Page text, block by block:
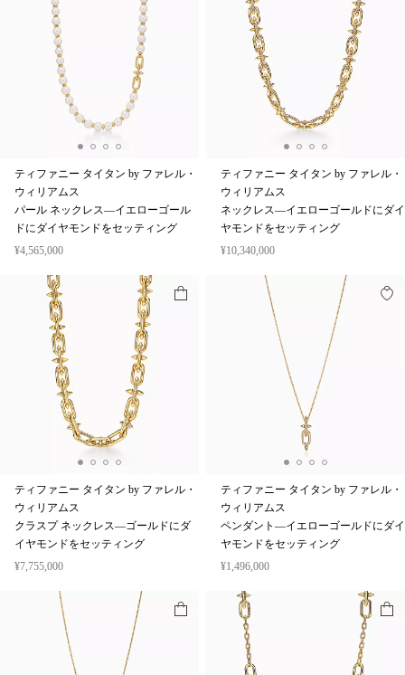
ティファニー タイタン by ファレル・
ウィリアムス
パール ネックレス—イエローゴール
ドにダイヤモンドをセッティング
¥4,565,000
ティファニー タイタン by ファレル・
ウィリアムス
ネックレス—イエローゴールドにダイ
ヤモンドをセッティング
¥10,340,000
ティファニー タイタン by ファレル・
ウィリアムス
クラスプ ネックレス—ゴールドにダ
イヤモンドをセッティング
¥7,755,000
ティファニー タイタン by ファレル・
ウィリアムス
ペンダント—イエローゴールドにダイ
ヤモンドをセッティング
¥1,496,000